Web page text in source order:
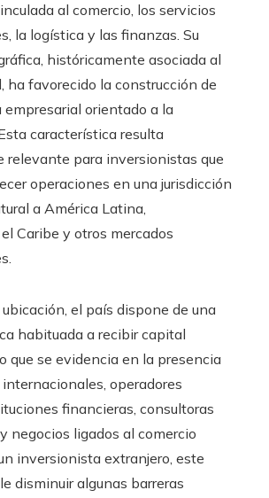
al comercio, los servicios
la logística y las finanzas. Su
históricamente asociada al
ha favorecido la construcción de
empresarial orientado a la
característica resulta
relevante para inversionistas que
operaciones en una jurisdicción
a América Latina,
Caribe y otros mercados
el país dispone de una
habituada a recibir capital
que se evidencia en la presencia
operadores
financieras, consultoras
negocios ligados al comercio
inversionista extranjero, este
disminuir algunas barreras